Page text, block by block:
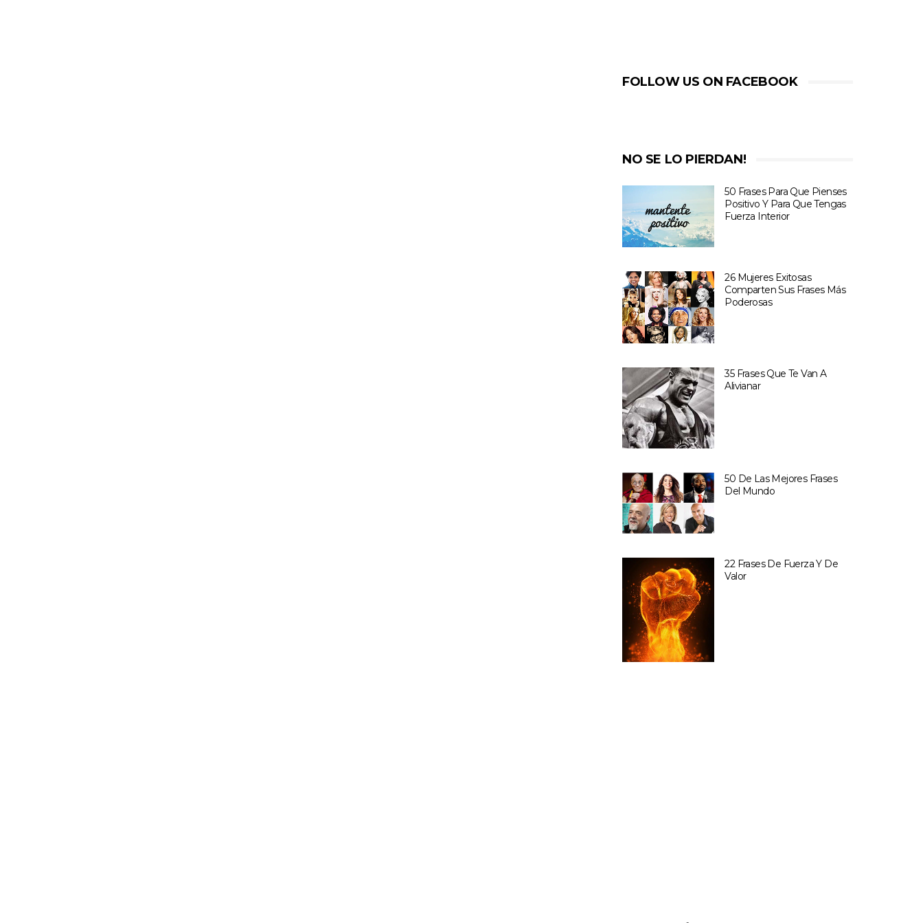
FOLLOW US ON FACEBOOK
NO SE LO PIERDAN!
50 Frases Para Que Pienses
Positivo Y Para Que Tengas
Fuerza Interior
26 Mujeres Exitosas
Comparten Sus Frases Más
Poderosas
35 Frases Que Te Van A
Alivianar
50 De Las Mejores Frases
Del Mundo
22 Frases De Fuerza Y De
Valor